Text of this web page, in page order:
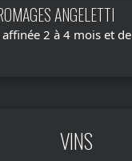
ANGELETTI
2 à 4 mois et
VINS